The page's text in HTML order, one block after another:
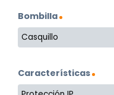
Bombilla
Casquillo
Características